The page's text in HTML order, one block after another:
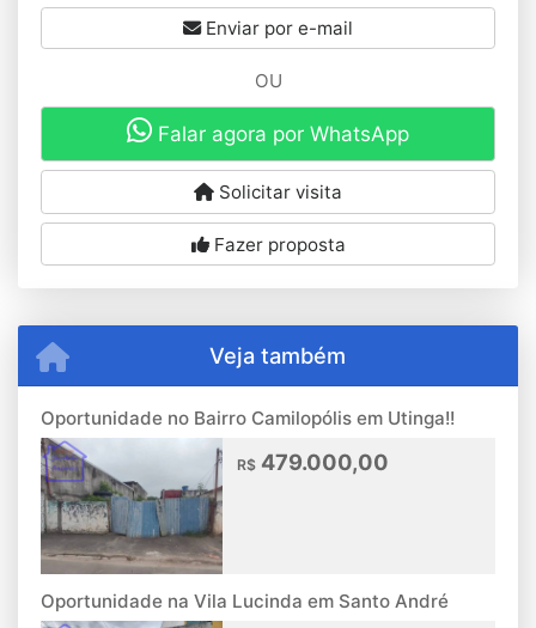
Enviar por e-mail
OU
Falar agora por WhatsApp
Solicitar visita
Fazer proposta
Veja também
Oportunidade no Bairro Camilopólis em Utinga!!
R$ 479.000,00
Oportunidade na Vila Lucinda em Santo André